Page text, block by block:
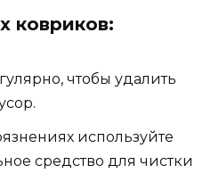
ковриков:
чтобы удалить
используйте
средство для чистки